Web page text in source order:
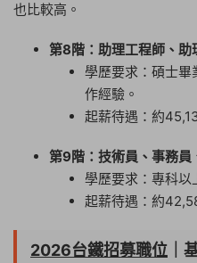
也比較高。
第8階：助理工程師、助
學歷要求：碩士畢
作經驗。
起薪待遇：約
第9階：技術員、事務員
學歷要求：專科以
起薪待遇：約
2026台鐵招募職位 ｜